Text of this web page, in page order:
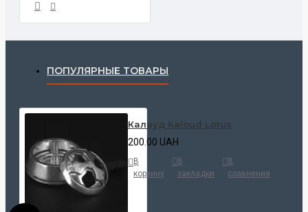
ПОПУЛЯРНЫЕ ТОВАРЫ
Калауд Kaloud Lotus
200.00 UAH
В
корзину
В
закладки
В
сравнение